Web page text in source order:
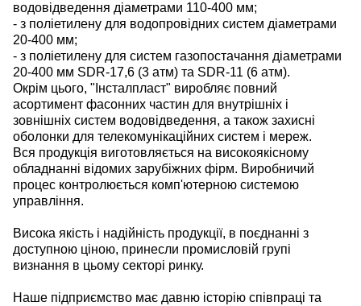
водовідведення діаметрами 110-400 мм;
- з поліетилену для водопровідних систем діаметрами
20-400 мм;
- з поліетилену для систем газопостачання діаметрами
20-400 мм SDR-17,6 (3 атм) та SDR-11 (6 атм).
Окрім цього, "Інсталпласт" виробляє повний
асортимент фасонних частин для внутрішніх і
зовнішніх систем водовідведення, а також захисні
оболонки для телекомунікаційних систем і мереж.
Вся продукція виготовляється на високоякісному
обладнанні відомих зарубіжних фірм. Виробничий
процес контролюється комп'ютерною системою
управління.
Висока якість і надійність продукції, в поєднанні з
доступною ціною, принесли промисловій групі
визнання в цьому секторі ринку.
Наше підприємство має давню історію співпраці та